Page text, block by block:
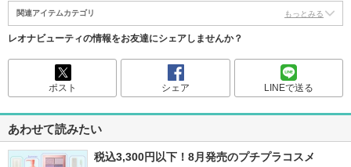
関連アイテムカテゴリ もっとみる
レオナビューティの情報をお友達にシェアしませんか？
ポスト シェア LINEで送る
あわせて読みたい
税込3,300円以下！8月発売のプチプラコスメ